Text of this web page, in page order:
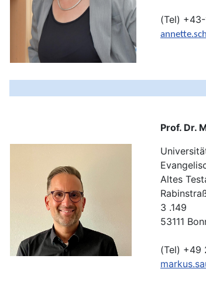
(Tel)
Prof. Dr.
Altes
3 .149
53111
(Tel) +49